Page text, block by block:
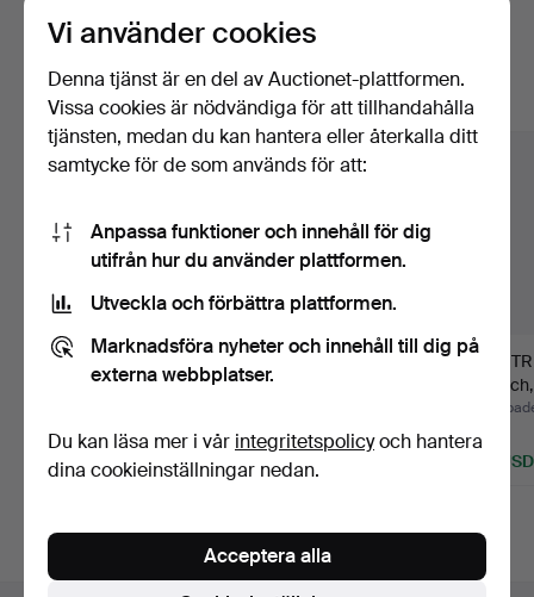
Här är föremål från vårt arkiv som
matchar din sökning
Visa alla föremål
HÄNGE, 18 k guld med
pärla, 1,09 gram.
3 bud
43 USD
guld, 3,50 gram.
22 bud
307 USD
Mic…
1 bud
32 USD
Vi använder cookies
Denna tjänst är en del av Auctionet-plattformen.
Vissa cookies är nödvändiga för att tillhandahålla
tjänsten, medan du kan hantera eller återkalla ditt
samtycke för de som används för att:
Anpassa funktioner och innehåll för dig
utifrån hur du använder plattformen.
Utveckla och förbättra plattformen.
Marknadsföra nyheter och innehåll till dig på
externa webbplatser.
Du kan läsa mer i vår integritetspolicyoch hantera
dina cookieinställningar nedan.
Acceptera alla